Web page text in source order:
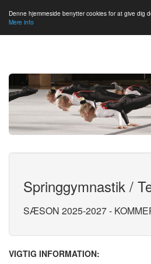
Denne hjemmeside benytter cookies for at give dig
Mere info
Slagelse GF
Springgymnastik /
SÆSON 2025-2027 -
VIGTIG INFORMATION: